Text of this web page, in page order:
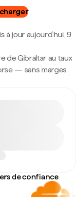
à jour aujourd’hui, 9
de Gibraltar au taux
— sans marges
de confiance